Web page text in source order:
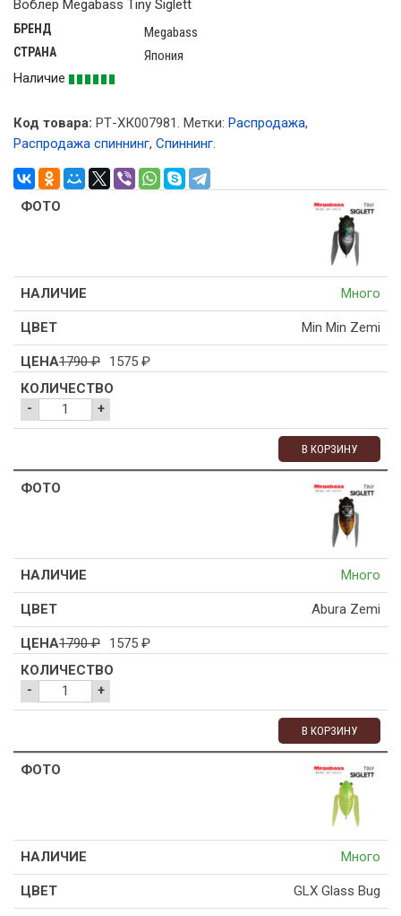
Воблер Megabass Tiny Siglett
БРЕНД Megabass
СТРАНА
Япония
Наличие
Код товара: РТ-ХК007981. Метки: Распродажа,
Распродажа спиннинг, Спиннинг.
Много
Min Min Zemi
1790₽ 1575 ₽
- +
В КОРЗИНУ
Много
Abura Zemi
1790₽ 1575 ₽
- +
В КОРЗИНУ
Много
GLX Glass Bug